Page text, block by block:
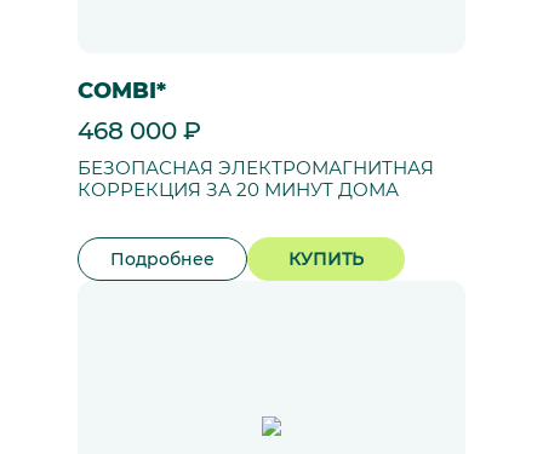
COMBI*
468 000 ₽
БЕЗОПАСНАЯ ЭЛЕКТРОМАГНИТНАЯ
КОРРЕКЦИЯ ЗА 20 МИНУТ ДОМА
Подробнее КУПИТЬ